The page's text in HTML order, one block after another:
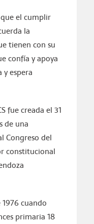
el cumplir
la
tienen con su
confía y apoya
espera
fue creada el 31
de una
Congreso del
constitucional
cuando
primaria 18